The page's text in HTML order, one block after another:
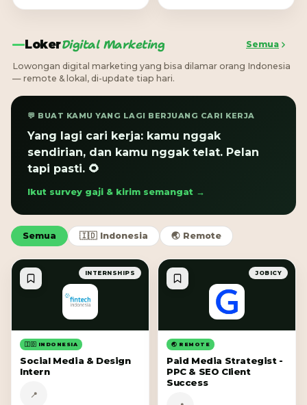
LokerDigital Marketing Semua
Lowongan digital marketing yang bisa dilamar orang Indonesia
— remote & lokal, di-update tiap hari.
💬 BUAT KAMU YANG LAGI BERJUANG CARI KERJA
Yang lagi cari kerja: kamu nggak
sendirian, dan kamu nggak telat. Pelan
tapi pasti. 🌻
Ikut survey gaji & kirim semangat →
Semua 🇮🇩 Indonesia 🌏 Remote
INTERNSHIPS
🇮🇩 INDONESIA
Social Media & Design
Intern
📍
JOBICY
🌏 REMOTE
Paid Media Strategist -
PPC & SEO Client
Success